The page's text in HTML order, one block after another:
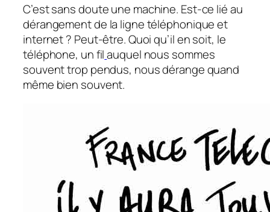
C’est sans doute une machine. Est-ce lié au
dérangement de la ligne téléphonique et
internet ? Peut-être. Quoi qu’il en soit, le
téléphone, un fil auquel nous sommes
souvent trop pendus, nous dérange quand
même bien souvent.